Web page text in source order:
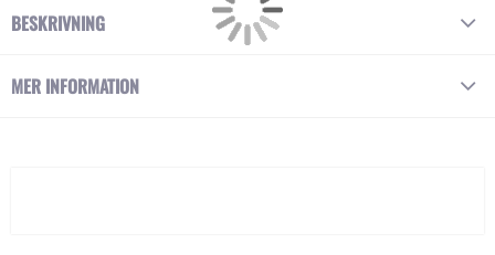
BESKRIVNING
MER INFORMATION